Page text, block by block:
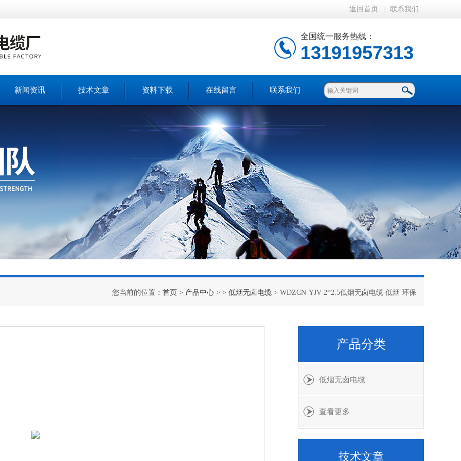
返回首页 联系我们
全国统一服务热线：
13191957313
新闻资讯 技术文章 资料下载 在线留言 联系我们
您当前的位置： 首页 > 产品中心 > > 低烟无卤电缆 > WDZCN-YJV 2*2.5低烟无卤电缆 低烟 环保
产品分类
低烟无卤电缆
查看更多
技术文章